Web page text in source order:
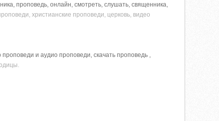
проповедь, онлайн, смотреть, слушать, священника,
христианские проповеди, церковь, видео
и аудио проповеди, скачать проповедь ,